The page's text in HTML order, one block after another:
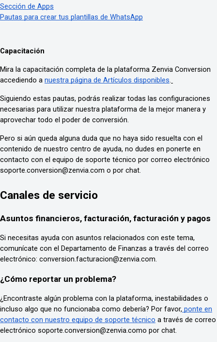
Sección de Apps
Pautas para crear tus plantillas de WhatsApp
Capacitación
Mira la capacitación completa de la plataforma Zenvia Conversion
accediendo a nuestra página de Artículos disponibles.
Siguiendo estas pautas, podrás realizar todas las configuraciones
necesarias para utilizar nuestra plataforma de la mejor manera y
aprovechar todo el poder de conversión.
Pero si aún queda alguna duda que no haya sido resuelta con el
contenido de nuestro centro de ayuda, no dudes en ponerte en
contacto con el equipo de soporte técnico por correo electrónico
soporte.conversion@zenvia.com o por chat.
Canales de servicio
Asuntos financieros, facturación, facturación y pagos
Si necesitas ayuda con asuntos relacionados con este tema,
comunícate con el Departamento de Finanzas a través del correo
electrónico: conversion.facturacion@zenvia.com.
¿Cómo reportar un problema?
¿Encontraste algún problema con la plataforma, inestabilidades o
incluso algo que no funcionaba como debería? Por favor, ponte en
contacto con nuestro equipo de soporte técnico a través de correo
electrónico soporte.conversion@zenvia.como por chat.